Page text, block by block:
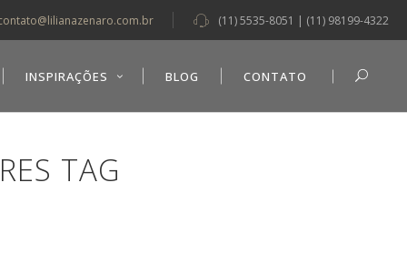
(11) 5535-8051 | (11) 98199-4322
INSPIRAÇÕES BLOG CONTATO
TAG